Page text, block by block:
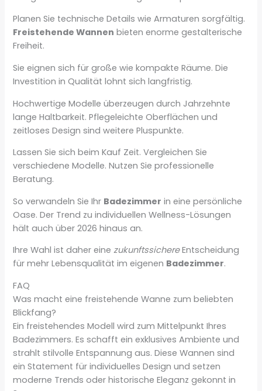
Planen Sie technische Details wie Armaturen sorgfältig.
Freistehende Wannen bieten enorme gestalterische
Freiheit.
Sie eignen sich für große wie kompakte Räume. Die
Investition in Qualität lohnt sich langfristig.
Hochwertige Modelle überzeugen durch Jahrzehnte
lange Haltbarkeit. Pflegeleichte Oberflächen und
zeitloses Design sind weitere Pluspunkte.
Lassen Sie sich beim Kauf Zeit. Vergleichen Sie
verschiedene Modelle. Nutzen Sie professionelle
Beratung.
So verwandeln Sie Ihr Badezimmer in eine persönliche
Oase. Der Trend zu individuellen Wellness-Lösungen
hält auch über 2026 hinaus an.
Ihre Wahl ist daher einezukunftssichereEntscheidung
für mehr Lebensqualität im eigenen Badezimmer.
FAQ
Was macht eine freistehende Wanne zum beliebten
Blickfang?
Ein freistehendes Modell wird zum Mittelpunkt Ihres
Badezimmers. Es schafft ein exklusives Ambiente und
strahlt stilvolle Entspannung aus. Diese Wannen sind
ein Statement für individuelles Design und setzen
moderne Trends oder historische Eleganz gekonnt in